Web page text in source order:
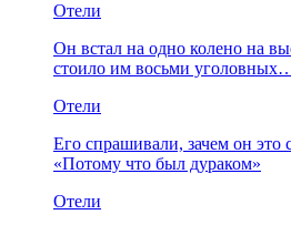
Отели
Он встал на одно колено на
стоило им восьми
Отели
Его спрашивали, зачем он это
«Потому что был дураком»
Отели